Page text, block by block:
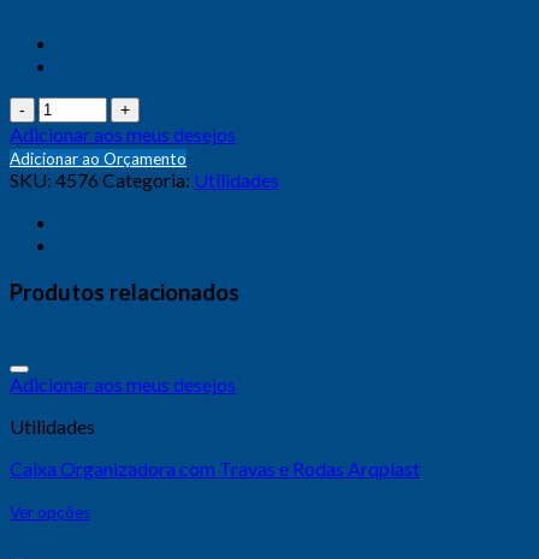
Quantidade
Adicionar aos meus desejos
Adicionar ao Orçamento
SKU: 4576 Categoria: Utilidades
Produtos relacionados
Adicionar aos meus desejos
Utilidades
Caixa Organizadora com Travas e Rodas Arqplast
Ver opções